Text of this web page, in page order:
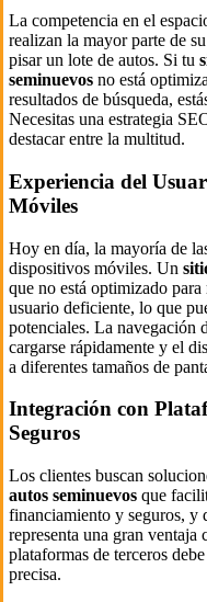
La competencia en el
realizan la mayor parte de
pisar un lote de autos. Si tu
seminuevos no está
resultados de búsqueda,
Necesitas una estrategia
destacar entre la multitud.
Experiencia del
Móviles
Hoy en día, la mayoría de
dispositivos móviles. Un
que no está optimizado
usuario deficiente, lo que
potenciales. La navegación
cargarse rápidamente y el
a diferentes tamaños de
Integración con
Seguros
Los clientes buscan
autos seminuevos que
financiamiento y seguros, y
representa una gran
plataformas de terceros
precisa.